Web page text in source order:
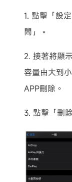
1. 點擊「設
間」。
2. 接著將顯
容量由大到
APP刪除。
3. 點擊「刪